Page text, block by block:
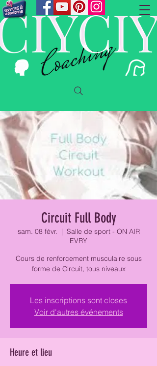
Circuit Full Body
sam. 08 févr.
  |
Salle de sport - ON AIR
EVRY
Cours de renforcement musculaire sous
forme de Circuit, tous niveaux
Les inscriptions sont closes
Voir d'autres événements
Heure et lieu